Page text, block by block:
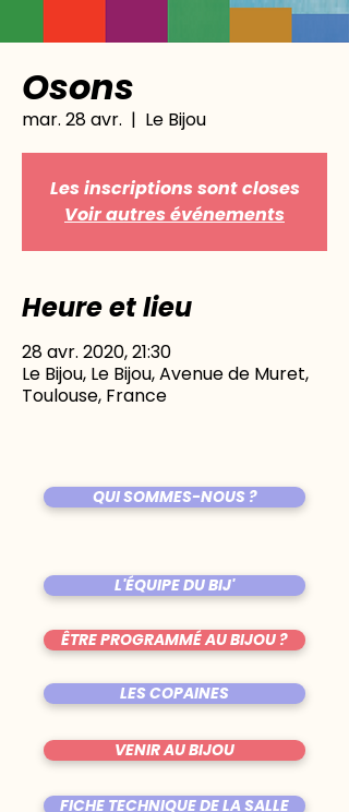
Osons
mar. 28 avr.
  |
Le Bijou
Les inscriptions sont closes
Voir autres événements
Heure et lieu
28 avr. 2020, 21:30
Le Bijou, Le Bijou, Avenue de Muret,
Toulouse, France
QUI SOMMES-NOUS ?
L'ÉQUIPE DU BIJ'
ÊTRE PROGRAMMÉ AU BIJOU ?
LES COPAINES
VENIR AU BIJOU
FICHE TECHNIQUE DE LA SALLE